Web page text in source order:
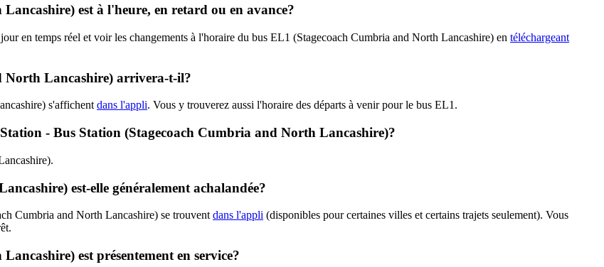
est à l'heure, en retard ou en avance?
en temps réel et voir les changements à l'horaire du bus EL1 (Stagecoach Cumbria and North Lancashire) en téléchargeant
North Lancashire) arrivera-t-il?
s'affichent dans l'appli. Vous y trouverez aussi l'horaire des départs à venir pour le bus EL1.
- Bus Station (Stagecoach Cumbria and North Lancashire)?
est-elle généralement achalandée?
Cumbria and North Lancashire) se trouvent dans l'appli (disponibles pour certaines villes et certains trajets seulement). Vous
est présentement en service?